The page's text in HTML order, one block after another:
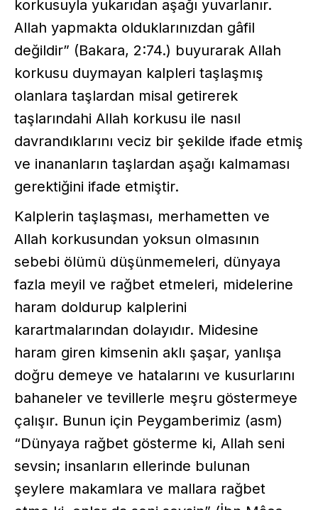
korkusuyla yukarıdan aşağı yuvarlanır.
Allah yapmakta olduklarınızdan gâfil
değildir” (Bakara, 2:74.) buyurarak Allah
korkusu duymayan kalpleri taşlaşmış
olanlara taşlardan misal getirerek
taşlarındahi Allah korkusu ile nasıl
davrandıklarını veciz bir şekilde ifade etmiş
ve inananların taşlardan aşağı kalmaması
gerektiğini ifade etmiştir.
Kalplerin taşlaşması, merhametten ve
Allah korkusundan yoksun olmasının
sebebi ölümü düşünmemeleri, dünyaya
fazla meyil ve rağbet etmeleri, midelerine
haram doldurup kalplerini
karartmalarından dolayıdır. Midesine
haram giren kimsenin aklı şaşar, yanlışa
doğru demeye ve hatalarını ve kusurlarını
bahaneler ve tevillerle meşru göstermeye
çalışır. Bunun için Peygamberimiz (asm)
“Dünyaya rağbet gösterme ki, Allah seni
sevsin; insanların ellerinde bulunan
şeylere makamlara ve mallara rağbet